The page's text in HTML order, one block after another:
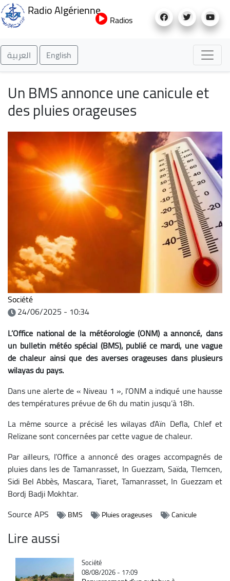
au
Radio Algérienne
Radios
العربية English
Un BMS annonce une canicule et
des pluies orageuses
Société
24/06/2025 - 10:34
L’Office national de la météorologie (ONM) a annoncé, dans
un bulletin météo spécial (BMS), publié ce mardi, une vague
de chaleur ainsi que des averses orageuses dans plusieurs
wilayas du pays.
Dans une alerte de « Niveau 1 », l’ONM a indiqué une hausse
des températures prévue de 6h du matin jusqu’à 18h.
La même source a précisé les wilayas d’Aïn Defla, Chlef et
Relizane sont concernées par cette vague de chaleur.
Par ailleurs, l’Office a annoncé des orages accompagnés de
pluies dans les de Tamanrasset, In Guezzam, Saïda, Tlemcen,
Sidi Bel Abbès, Mascara, Tiaret, Tamanrasset, In Guezzam et
Bordj Badji Mokhtar.
SourceAPS BMS Pluies orageuses Canicule
Lire aussi
Catégorie
Société
08/08/2026 - 17:09